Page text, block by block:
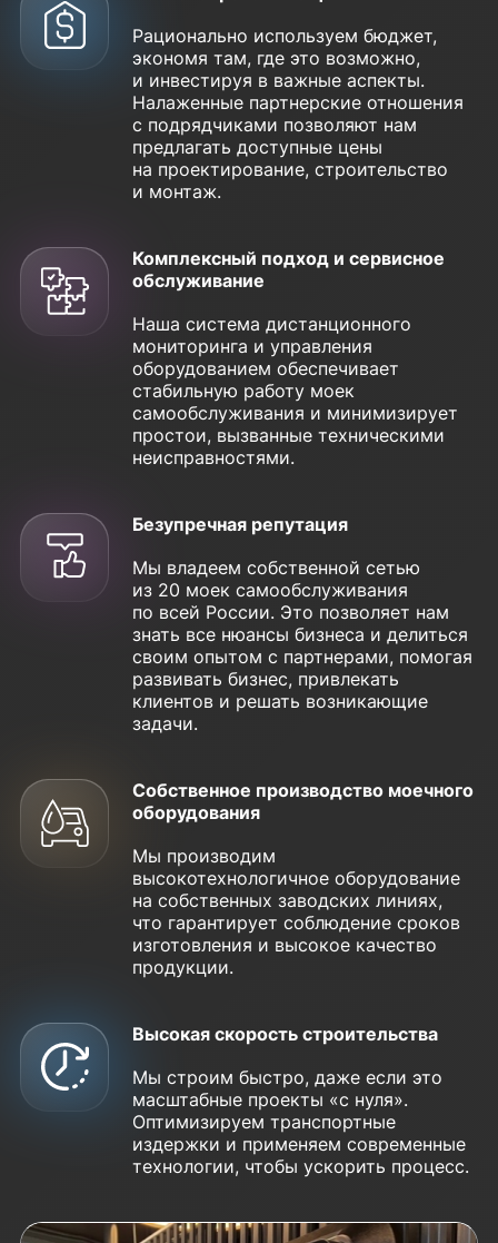
Рационально используем бюджет,
экономя там, где это возможно,
и инвестируя в важные аспекты.
Налаженные партнерские отношения
с подрядчиками позволяют нам
предлагать доступные цены
на проектирование, строительство
и монтаж.
Комплексный подход и сервисное
обслуживание
Наша система дистанционного
мониторинга и управления
оборудованием обеспечивает
стабильную работу моек
самообслуживания и минимизирует
простои, вызванные техническими
неисправностями.
Безупречная репутация
Мы владеем собственной сетью
из 20 моек самообслуживания
по всей России. Это позволяет нам
знать все нюансы бизнеса и делиться
своим опытом с партнерами, помогая
развивать бизнес, привлекать
клиентов и решать возникающие
задачи.
Собственное производство моечного
оборудования
Мы производим
высокотехнологичное оборудование
на собственных заводских линиях,
что гарантирует соблюдение сроков
изготовления и высокое качество
продукции.
Высокая скорость строительства
Мы строим быстро, даже если это
масштабные проекты «с нуля».
Оптимизируем транспортные
издержки и применяем современные
технологии, чтобы ускорить процесс.